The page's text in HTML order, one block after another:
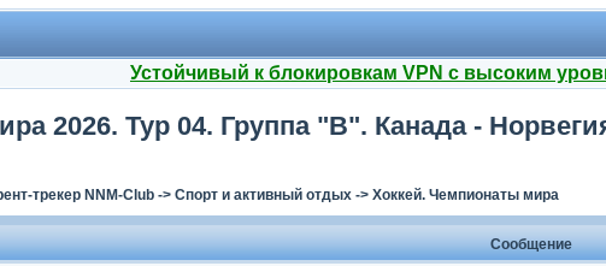
Устойчивый к блокировкам VPN с высоким
2026. Тур 04. Группа "B". Канада -
трекер NNM-Club-> Спорт и активный отдых-> Хоккей. Чемпионаты мира
Сообщение